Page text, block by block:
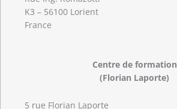
K3 – 56100 Lorient
France
Centre de formation
(Florian Laporte)
5 rue Florian Laporte